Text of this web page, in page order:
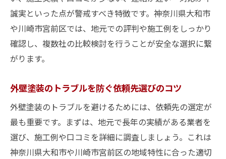
外壁塗装でトラブルを防ぐ見積もり依頼の
ポイント
外壁塗装依頼で安心できる選択とは何か
外壁塗装で後悔しない依頼先の選び方
外壁塗装依頼前に確認したい色選びの注意
点
外壁塗装の依頼成功に必要な下調べの方法
外壁塗装依頼でアフターフォローを重視す
誠実といった点が警戒すべき特徴です。神奈川県大和市
や川崎市宮前区では、地元での評判や施工例をしっかり
確認し、複数社の比較検討を行うことが安全な選択に繋
がります。
外壁塗装のトラブルを防ぐ依頼先選びのコツ
外壁塗装のトラブルを避けるためには、依頼先の選定が
最も重要です。まずは、地元で長年の実績がある業者を
選び、施工例や口コミを詳細に調査しましょう。これは
神奈川県大和市や川崎市宮前区の地域特性に合った適切